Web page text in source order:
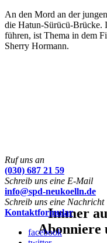
An den Mord an der
die Hatun-Sürücü-Brücke.
führen, ist Thema in dem
Sherry Hormann.
Immer
Abonniere
Ruf uns an
(030) 687 21 59
Schreib uns eine E-Mail
info@spd-neukoelln.de
Schreib uns eine Nachricht
Kontaktformular
facebook